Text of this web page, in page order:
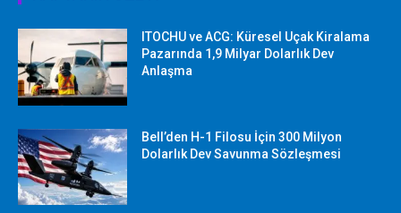
ITOCHU ve ACG: Küresel Uçak Kiralama
Pazarında 1,9 Milyar Dolarlık Dev
Anlaşma
Bell’den H-1 Filosu İçin 300 Milyon
Dolarlık Dev Savunma Sözleşmesi